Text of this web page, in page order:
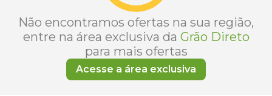
Não encontramos ofertas na sua região,
entre na área exclusiva da Grão Direto
para mais ofertas
Acesse a área exclusiva